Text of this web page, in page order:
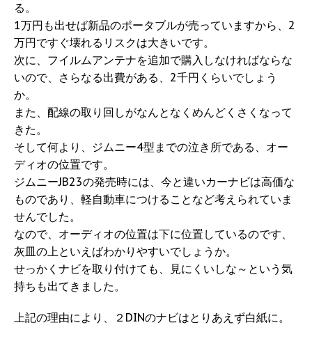
る。
1万円も出せば新品のポータブルが売っていますから、2
万円ですぐ壊れるリスクは大きいです。
次に、フイルムアンテナを追加で購入しなければならな
いので、さらなる出費がある、2千円くらいでしょう
か。
また、配線の取り回しがなんとなくめんどくさくなって
きた。
そして何より、ジムニー4型までの泣き所である、オー
ディオの位置です。
ジムニーJB23の発売時には、今と違いカーナビは高価な
ものであり、軽自動車につけることなど考えられていま
せんでした。
なので、オーディオの位置は下に位置しているのです、
灰皿の上といえばわかりやすいでしょうか。
せっかくナビを取り付けても、見にくいしな～という気
持ちも出てきました。
上記の理由により、２DINのナビはとりあえず白紙に。